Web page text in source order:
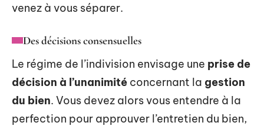
venez à vous séparer.
Des décisions consensuelles
Le régime de l’indivision envisage une prise de
décision à l’unanimité concernant la gestion
du bien. Vous devez alors vous entendre à la
perfection pour approuver l’entretien du bien,